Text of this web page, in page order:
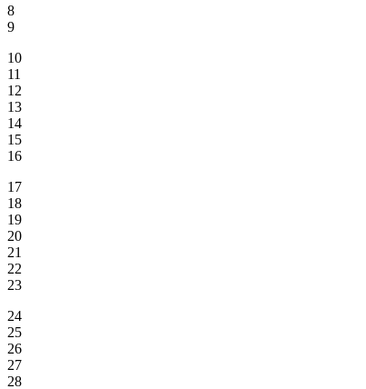
8
9
10
11
12
13
14
15
16
17
18
19
20
21
22
23
24
25
26
27
28